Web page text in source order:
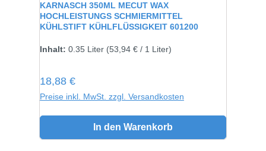
KARNASCH 350ML MECUT WAX
HOCHLEISTUNGS SCHMIERMITTEL
KÜHLSTIFT KÜHLFLÜSSIGKEIT 601200
Inhalt: 0.35 Liter (53,94 € / 1 Liter)
Regulärer Preis:
18,88 €
Preise inkl. MwSt. zzgl. Versandkosten
In den Warenkorb